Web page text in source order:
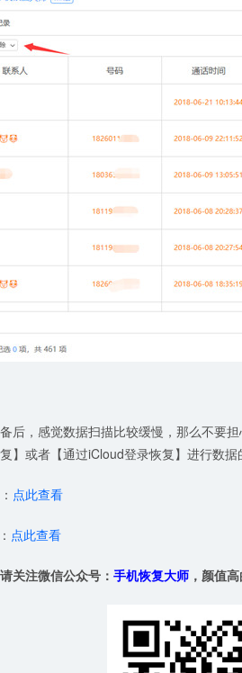
后，感觉数据扫描比较缓慢，那么不要
】或者【通过iCloud登录恢复】进行数据
点此查看
点此查看
关注微信公众号： 手机恢复大师 ，颜值